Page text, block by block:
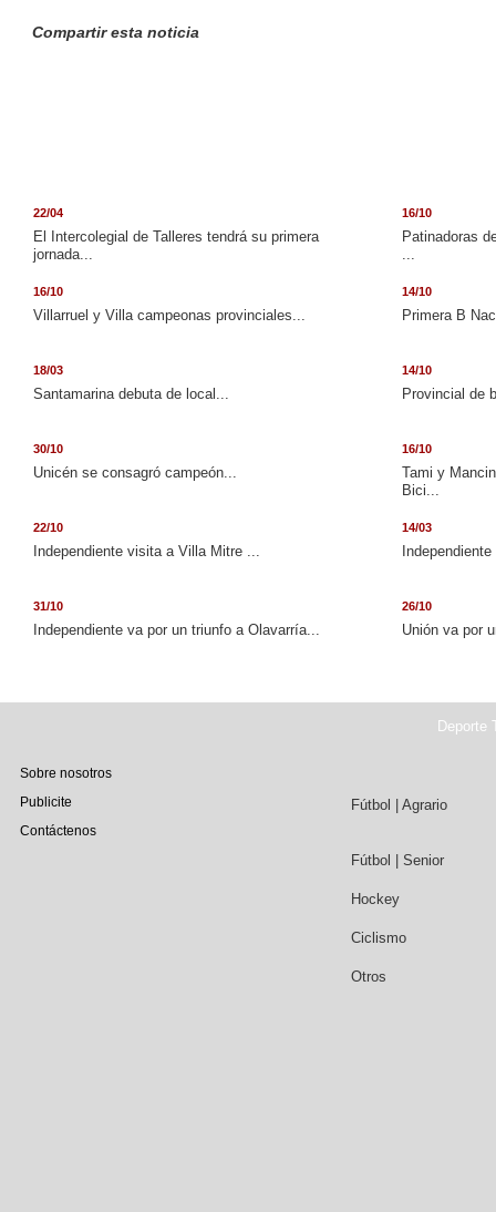
Compartir esta noticia
22/04
El Intercolegial de Talleres tendrá su primera
jornada...
16/10
Patinadoras
...
16/10
Villarruel y Villa campeonas provinciales...
14/10
Primera B
18/03
Santamarina debuta de local...
14/10
Provincial de
30/10
Unicén se consagró campeón...
16/10
Tami y
Bici...
22/10
Independiente visita a Villa Mitre ...
14/03
31/10
Independiente va por un triunfo a Olavarría...
26/10
Unión va por
Deporte
Sobre nosotros
Publicite
Contáctenos
Fútbol | Agrario
Fútbol | Senior
Hockey
Ciclismo
Otros